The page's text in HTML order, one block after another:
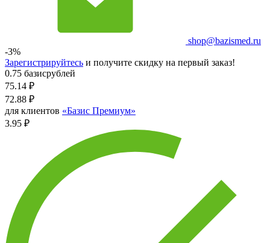
shop@bazismed.ru
-3%
Зарегистрируйтесь и получите скидку на первый заказ!
0.75 базисрублей
75.14 ₽
72.88 ₽
для клиентов «Базис Премиум»
3.95 ₽